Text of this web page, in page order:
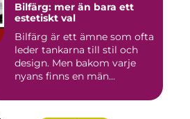
Bilfärg: mer än bara ett
estetiskt val
Bilfärg är ett ämne som ofta
leder tankarna till stil och
design. Men bakom varje
nyans finns en män...